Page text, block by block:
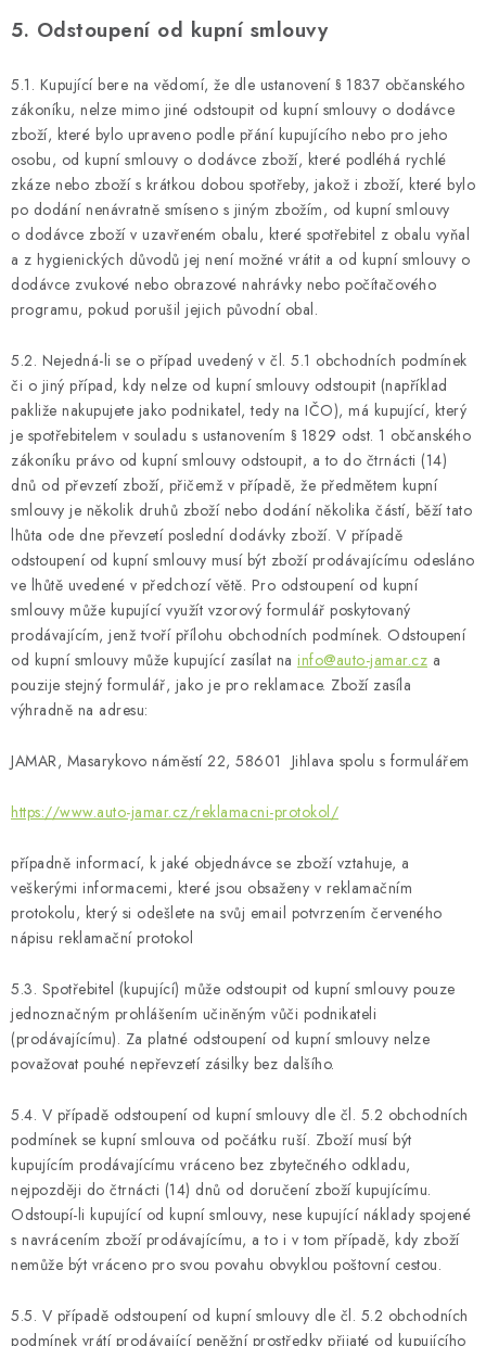
5. Odstoupení od kupní smlouvy
5.1. Kupující bere na vědomí, že dle ustanovení § 1837 občanského
zákoníku, nelze mimo jiné odstoupit od kupní smlouvy o dodávce
zboží, které bylo upraveno podle přání kupujícího nebo pro jeho
osobu, od kupní smlouvy o dodávce zboží, které podléhá rychlé
zkáze nebo zboží s krátkou dobou spotřeby, jakož i zboží, které bylo
po dodání nenávratně smíseno s jiným zbožím, od kupní smlouvy
o dodávce zboží v uzavřeném obalu, které spotřebitel z obalu vyňal
a z hygienických důvodů jej není možné vrátit a od kupní smlouvy o
dodávce zvukové nebo obrazové nahrávky nebo počítačového
programu, pokud porušil jejich původní obal.
5.2. Nejedná-li se o případ uvedený v čl. 5.1 obchodních podmínek
či o jiný případ, kdy nelze od kupní smlouvy odstoupit (například
pakliže nakupujete jako podnikatel, tedy na IČO), má kupující, který
je spotřebitelem v souladu s ustanovením § 1829 odst. 1 občanského
zákoníku právo od kupní smlouvy odstoupit, a to do čtrnácti (14)
dnů od převzetí zboží, přičemž v případě, že předmětem kupní
smlouvy je několik druhů zboží nebo dodání několika částí, běží tato
lhůta ode dne převzetí poslední dodávky zboží. V případě
odstoupení od kupní smlouvy musí být zboží prodávajícímu odesláno
ve lhůtě uvedené v předchozí větě. Pro odstoupení od kupní
smlouvy může kupující využít vzorový formulář poskytovaný
prodávajícím, jenž tvoří přílohu obchodních podmínek. Odstoupení
od kupní smlouvy může kupující zasílat na info@auto-jamar.cz a
pouzije stejný formulář, jako je pro reklamace. Zboží zasíla
výhradně na adresu:
JAMAR, Masarykovo náměstí 22, 58601 Jihlava spolu s formulářem
https://www.auto-jamar.cz/reklamacni-protokol/
případně informací, k jaké objednávce se zboží vztahuje, a
veškerými informacemi, které jsou obsaženy v reklamačním
protokolu, který si odešlete na svůj email potvrzením červeného
nápisu reklamační protokol
5.3. Spotřebitel (kupující) může odstoupit od kupní smlouvy pouze
jednoznačným prohlášením učiněným vůči podnikateli
(prodávajícímu). Za platné odstoupení od kupní smlouvy nelze
považovat pouhé nepřevzetí zásilky bez dalšího.
5.4. V případě odstoupení od kupní smlouvy dle čl. 5.2 obchodních
podmínek se kupní smlouva od počátku ruší. Zboží musí být
kupujícím prodávajícímu vráceno bez zbytečného odkladu,
nejpozději do čtrnácti (14) dnů od doručení zboží kupujícímu.
Odstoupí-li kupující od kupní smlouvy, nese kupující náklady spojené
s navrácením zboží prodávajícímu, a to i v tom případě, kdy zboží
nemůže být vráceno pro svou povahu obvyklou poštovní cestou.
5.5. V případě odstoupení od kupní smlouvy dle čl. 5.2 obchodních
podmínek vrátí prodávající peněžní prostředky přijaté od kupujícího